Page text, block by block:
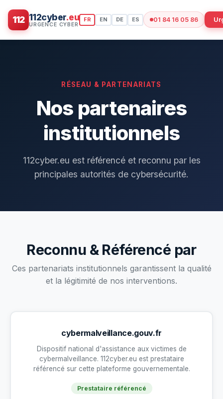
112 112cyber.eu FR EN DE ES 01 84 16 05 86
RÉSEAU & PARTENARIATS
Nos partenaires
institutionnels
112cyber.eu est référencé et reconnu par les
principales autorités de cybersécurité.
Reconnu & Référencé par
Ces partenariats institutionnels garantissent la qualité
et la légitimité de nos interventions.
cybermalveillance.gouv.fr
Dispositif national d'assistance aux victimes de
cybermalveillance. 112cyber.eu est prestataire
référencé sur cette plateforme gouvernementale.
Prestataire référencé